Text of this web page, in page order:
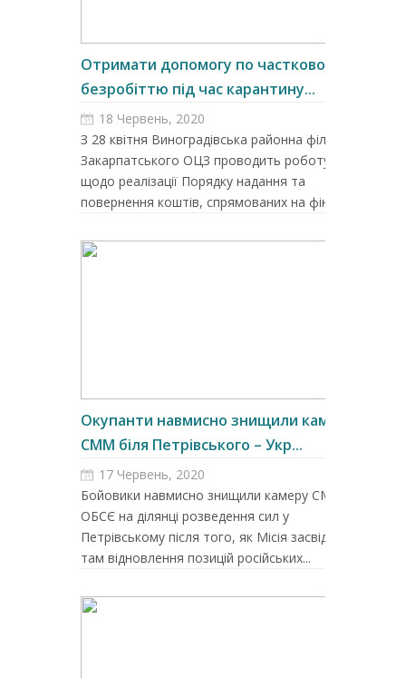
Отримати допомогу по частковому
безробіттю під час карантину...
18 Червень, 2020
З 28 квітня Виноградівська районна філія
Закарпатського ОЦЗ проводить роботу
щодо реалізації Порядку надання та
повернення коштів, спрямованих на фін...
Окупанти навмисно знищили камеру
СММ біля Петрівського – Укр...
17 Червень, 2020
Бойовики навмисно знищили камеру СММ
ОБСЄ на ділянці розведення сил у
Петрівському після того, як Місія засвідчила
там відновлення позицій російських...